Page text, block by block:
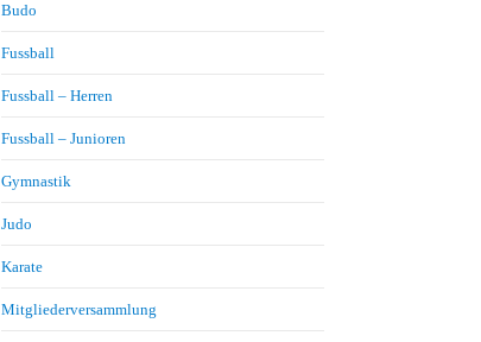
Budo
Fussball
Fussball – Herren
Fussball – Junioren
Gymnastik
Judo
Karate
Mitgliederversammlung